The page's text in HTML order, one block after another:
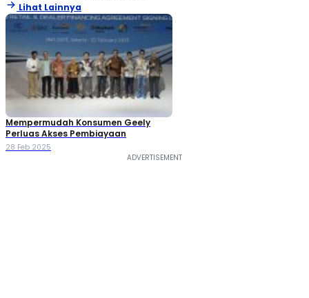
Lihat Lainnya
Mempermudah Konsumen Geely
Perluas Akses Pembiayaan
28 Feb 2025